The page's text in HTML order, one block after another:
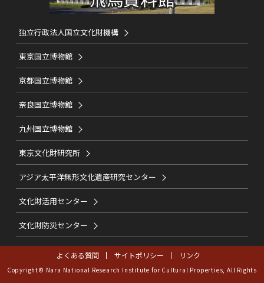
独立行政法人国立文化財機構
東京国立博物館
京都国立博物館
奈良国立博物館
九州国立博物館
東京文化財研究所
アジア太平洋無形文化遺産研究センター
文化財活用センター
文化財防災センター
よくある質問 サイトポリシー リンク
Copyright© Nara National Research Institute for Cultural Properties, All Rights